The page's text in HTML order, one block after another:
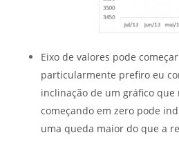
Eixo de valores pode
particularmente prefiro eu
inclinação de um gráfico que
começando em zero pode
uma queda maior do que a